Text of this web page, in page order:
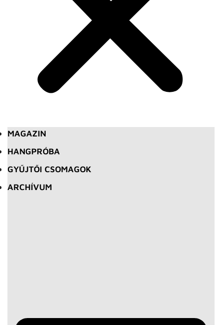
MAGAZIN
HANGPRÓBA
GYŰJTŐI CSOMAGOK
ARCHÍVUM